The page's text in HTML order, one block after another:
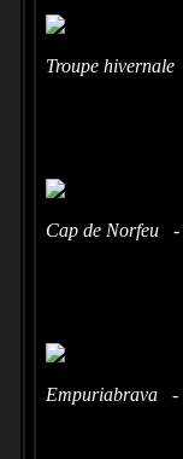
Troupe
Cap de Norfeu
Empuriabrava -